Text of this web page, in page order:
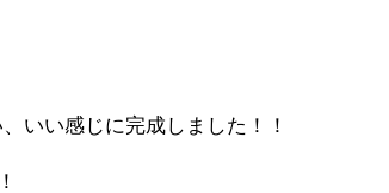
いい感じに完成しました！！